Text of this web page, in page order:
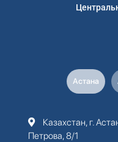
Астана
Казахстан, г.
Петрова, 8/1